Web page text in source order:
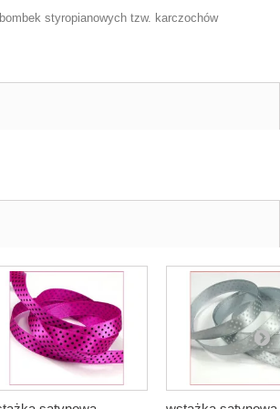
styropianowych tzw. karczochów